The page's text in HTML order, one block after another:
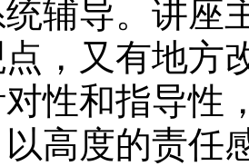
辅导。讲座
，又有地方
性和指导性
高度的责任